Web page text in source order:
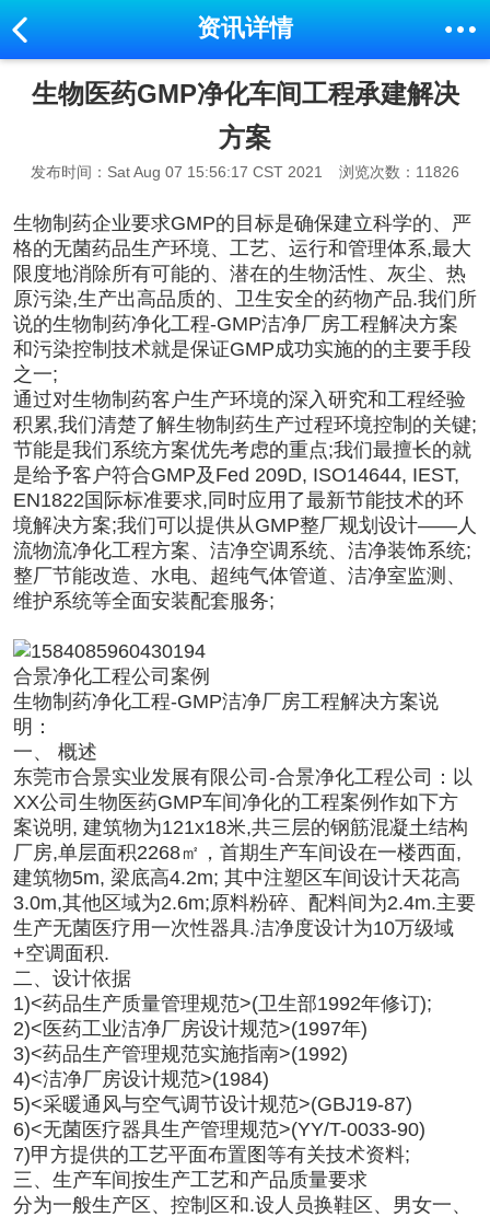
资讯详情
生物医药GMP净化车间工程承建解决
方案
发布时间：Sat Aug 07 15:56:17 CST 2021 浏览次数：11826
生物制药企业要求GMP的目标是确保建立科学的、严
格的无菌药品生产环境、工艺、运行和管理体系,最大
限度地消除所有可能的、潜在的生物活性、灰尘、热
原污染,生产出高品质的、卫生安全的药物产品.我们所
说的生物制药净化工程-GMP洁净厂房工程解决方案
和污染控制技术就是保证GMP成功实施的的主要手段
之一;
通过对生物制药客户生产环境的深入研究和工程经验
积累,我们清楚了解生物制药生产过程环境控制的关键;
节能是我们系统方案优先考虑的重点;我们最擅长的就
是给予客户符合GMP及Fed 209D, ISO14644, IEST,
EN1822国际标准要求,同时应用了最新节能技术的环
境解决方案;我们可以提供从GMP整厂规划设计——人
流物流净化工程方案、洁净空调系统、洁净装饰系统;
整厂节能改造、水电、超纯气体管道、洁净室监测、
维护系统等全面安装配套服务;
合景净化工程公司案例
生物制药净化工程-GMP洁净厂房工程解决方案说
明：
一、 概述
东莞市合景实业发展有限公司-合景净化工程公司 ：以
XX公司生物医药GMP车间净化的工程案例作如下方
案说明, 建筑物为121x18米,共三层的钢筋混凝土结构
厂房,单层面积2268㎡，首期生产车间设在一楼西面,
建筑物5m, 梁底高4.2m; 其中注塑区车间设计天花高
3.0m,其他区域为2.6m;原料粉碎、配料间为2.4m.主要
生产无菌医疗用一次性器具.洁净度设计为10万级域
+空调面积.
二、设计依据
1)<药品生产质量管理规范>(卫生部1992年修订);
2)<医药工业洁净厂房设计规范>(1997年)
3)<药品生产管理规范实施指南>(1992)
4)<洁净厂房设计规范>(1984)
5)<采暖通风与空气调节设计规范>(GBJ19-87)
6)<无菌医疗器具生产管理规范>(YY/T-0033-90)
7)甲方提供的工艺平面布置图等有关技术资料;
三、生产车间按生产工艺和产品质量要求
分为一般生产区、控制区和.设人员换鞋区、男女一、